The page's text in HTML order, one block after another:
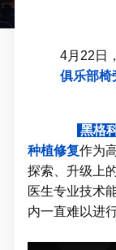
4月22日
俱乐部椅
黑格
种植修复作为
探索、升级上
医生专业技术
内一直难以进